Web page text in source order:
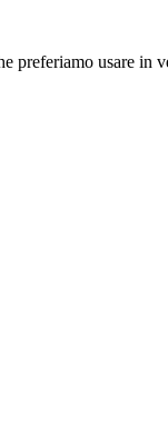
preferiamo usare in